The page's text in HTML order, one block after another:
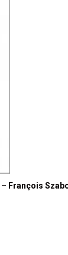
– François